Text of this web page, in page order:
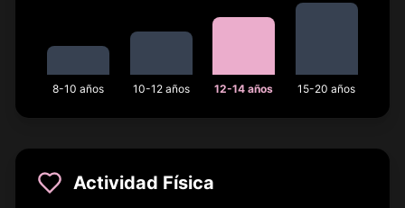
8-10 años 10-12 años 12-14 años 15-20 años
Actividad Física